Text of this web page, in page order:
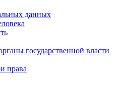
данных
государственной власти
права